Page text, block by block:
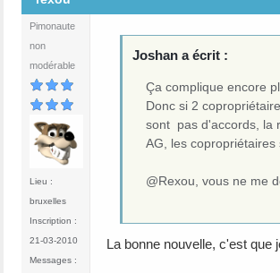
Pimonaute
non
modérable
Lieu :
bruxelles
Inscription :
21-03-2010
Messages :
Joshan a écrit :
Ça complique encore
Donc si 2
sont pas d'accords, la
AG, les
@Rexou, vous ne me
La bonne nouvelle, c'est que